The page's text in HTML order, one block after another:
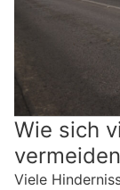
Wie sich
Viele